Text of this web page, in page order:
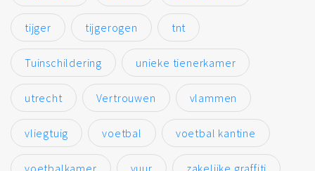
tijger tijgerogen tnt
Tuinschildering unieke tienerkamer
utrecht Vertrouwen vlammen
vliegtuig voetbal voetbal kantine
voetbalkamer vuur zakelijke graffiti